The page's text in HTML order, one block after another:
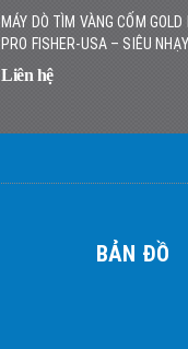
MÁY DÒ TÌM VÀNG CỐM GOLD
PRO FISHER-USA – SIÊU NHẠY
VÀNG NHỎ, NHẸ, DỄ SỬ DỤNG
Liên hệ
BẢN ĐỒ